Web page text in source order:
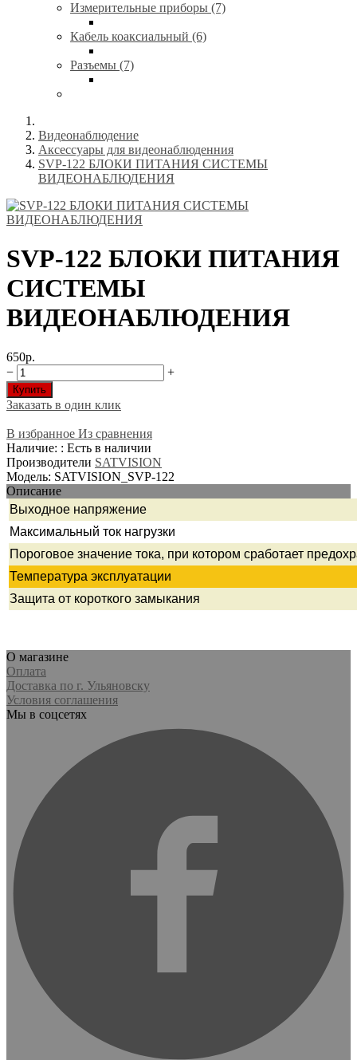
Измерительные приборы (7)
Кабель коаксиальный (6)
Разъемы (7)
Видеонаблюдение
Аксессуары для видеонаблюденния
SVP-122 БЛОКИ ПИТАНИЯ CИСТЕМЫ
ВИДЕОНАБЛЮДЕНИЯ
SVP-122 БЛОКИ ПИТАНИЯ
CИСТЕМЫ
ВИДЕОНАБЛЮДЕНИЯ
650р.
−
+
Купить
Заказать в один клик
В избранное Из сравнения
Наличие: : Есть в наличии
Производители SATVISION
Модель: SATVISION_SVP-122
Описание
Выходное напряжение
Максимальный ток нагрузки
Пороговое значение тока, при котором сработает
Температура эксплуатации
Защита от короткого замыкания
О магазине
Оплата
Доставка по г. Ульяновску
Условия соглашения
Мы в соцсетях